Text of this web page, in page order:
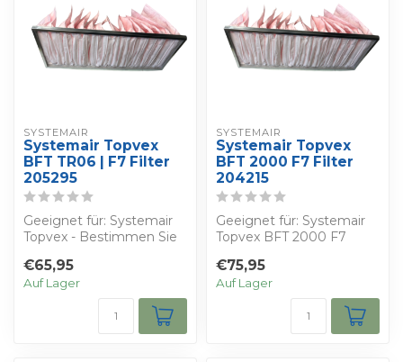
SYSTEMAIR
Systemair Topvex
BFT TR06 | F7 Filter
205295
Geeignet für: Systemair
Topvex - Bestimmen Sie
Sie erhal...
€65,95
Auf Lager
SYSTEMAIR
Systemair Topvex
BFT 2000 F7 Filter
204215
Geeignet für: Systemair
Topvex BFT 2000 F7
Ihren eigenen...
€75,95
Auf Lager